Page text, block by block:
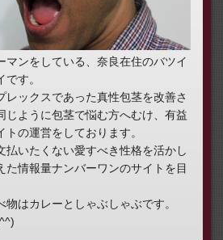
マンをしている、奈良在住のバツイ
す。
レックスであった真性包茎を改善さ
じように包茎で悩む方へむけ、有益
の運営をしております。
払いたくない愛すべき性格を活かし
た情報量ナンバーワンのサイトを目
はカレーとしゃぶしゃぶです。